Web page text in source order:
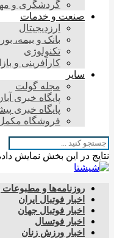
گردشگری و
صنعت و خدمات
ارزدیجیتال
بانک و بیمه،
تکنولوژی
کارآفرینی و
سایر
مجله گولت
پایگاه خبری
پایگاه خبری
فروشگاه
نتایج در این بخش نمایش
روزنامه‌ها و
اخبار فوتبال ایران
اخبار فوتبال جهان
اخبار فوتسال
اخبار ورزش زنان